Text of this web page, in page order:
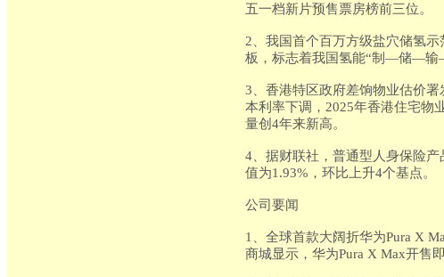
五一档新片预售票房榜前三位。
2、我国首个百万方级盐穴储氢
板，标志着我国氢能“制—储—输
3、香港特区政府差饷物业估价
本利率下调，2025年香港住宅物
量创4年来新高。
4、据财联社，普通型人身保险
值为1.93%，环比上升4个基点。
公司要闻
1、全球首款大阔折华为Pura X
商城显示，华为Pura X Max开售